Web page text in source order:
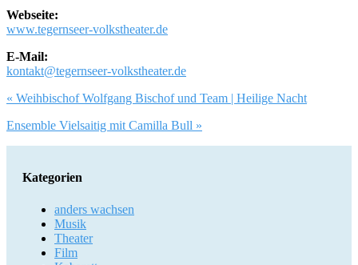
Webseite:
www.tegernseer-volkstheater.de
E-Mail:
kontakt@tegernseer-volkstheater.de
Artikel-
« Weihbischof Wolfgang Bischof und Team | Heilige Nacht
Ensemble Vielsaitig mit Camilla Bull »
Kategorien
anders wachsen
Musik
Theater
Film